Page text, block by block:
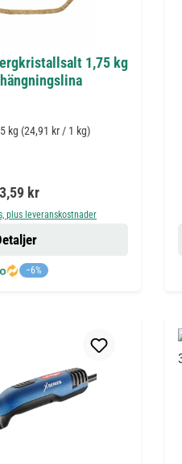
1,75 kg
kg (24,91 kr / 1 kg)
pris:
kr
plus leveranskostnader
−6%